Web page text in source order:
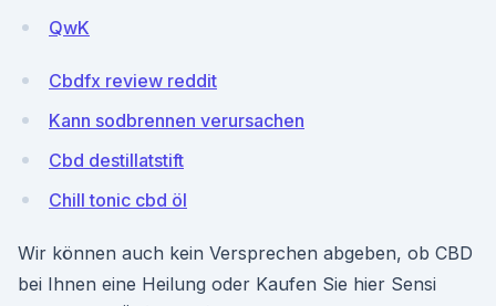
QwK
Cbdfx review reddit
Kann sodbrennen verursachen
Cbd destillatstift
Chill tonic cbd öl
Wir können auch kein Versprechen abgeben, ob CBD
bei Ihnen eine Heilung oder Kaufen Sie hier Sensi